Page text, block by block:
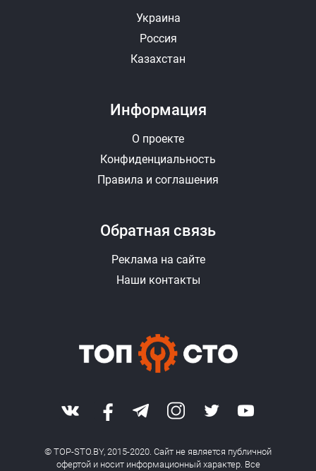
Украина
Россия
Казахстан
Информация
О проекте
Конфиденциальность
Правила и соглашения
Обратная связь
Реклама на сайте
Наши контакты
© TOP-STO.BY, 2015-2020. Сайт не является публичной
офертой и носит информационный характер. Все